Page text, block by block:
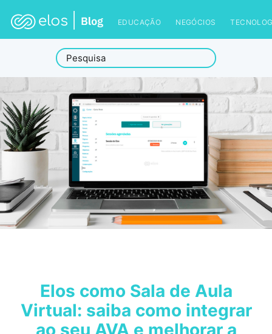
EDUCAÇÃO NEGÓCIOS
Elos como Sala de Aula
Virtual: saiba como integrar
ao seu AVA e melhorar a